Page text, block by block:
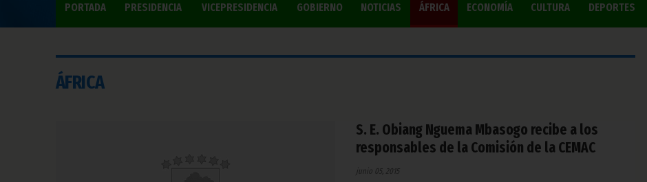
PORTADA PRESIDENCIA VICEPRESIDENCIA GOBIERNO NOTICIAS ÁFRICA ECONOMÍA CULTURA DEPORTES
ÁFRICA
S. E. Obiang Nguema Mbasogo recibe a los
responsables de la Comisión de la CEMAC
junio 05, 2015